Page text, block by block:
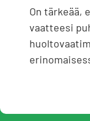
On tärkeää,
vaatteesi